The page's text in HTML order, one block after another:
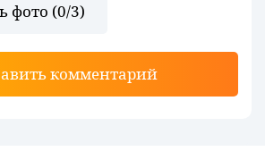
фото (0/3)
комментарий